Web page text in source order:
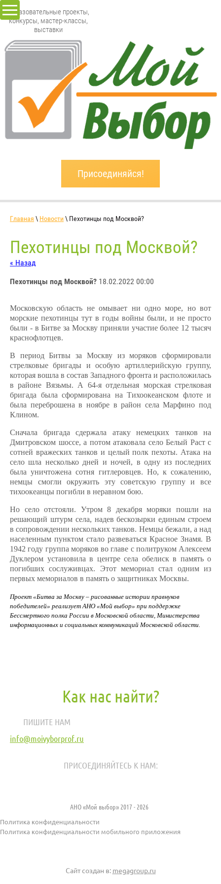
Образовательные проекты,
конкурсы, мастер-классы,
выставки
Присоединяйся!
Главная \ Новости\ Пехотинцы под Москвой?
Пехотинцы под Москвой?
« Назад
Пехотинцы под Москвой? 18.02.2022 00:00
Московскую область не омывает ни одно море, но вот
морские пехотинцы тут в годы войны были, и не просто
были - в Битве за Москву приняли участие более 12 тысяч
краснофлотцев.
В период Битвы за Москву из моряков сформировали
стрелковые бригады и особую артиллерийскую группу,
которая вошла в состав Западного фронта и расположилась
в районе Вязьмы. А 64-я отдельная морская стрелковая
бригада была сформирована на Тихоокеанском флоте и
была переброшена в ноябре в район села Марфино под
Клином.
Сначала бригада сдержала атаку немецких танков на
Дмитровском шоссе, а потом атаковала село Белый Раст с
сотней вражеских танков и целый полк пехоты. Атака на
село шла несколько дней и ночей, в одну из последних
была уничтожена сотня гитлеровцев. Но, к сожалению,
немцы смогли окружить эту советскую группу и все
тихоокеанцы погибли в неравном бою.
Но село отстояли. Утром 8 декабря моряки пошли на
решающий штурм села, надев бескозырки единым строем
в сопровождении нескольких танков. Немцы бежали, а над
населенным пунктом стало развеваться Красное Знамя. В
1942 году группа моряков во главе с политруком Алексеем
Дуклером установила в центре села обелиск в память о
погибших сослуживцах. Этот мемориал стал одним из
первых мемориалов в память о защитниках Москвы.
Проект «Битва за Москву – рисованные истории правнуков
победителей» реализует АНО «Мой выбор» при поддержке
Бессмертного полка России в Московской области, Министерства
информационных и социальных коммуникаций Московской области.
Как нас найти?
ПИШИТЕ НАМ
info@moivyborprof.ru
ПРИСОЕДИНЯЙТЕСЬ К НАМ:
АНО «Мой выбор» 2017 - 2026
Политика конфиденциальности
Политика конфиденциальности мобильного приложения
Сайт создан в: megagroup.ru